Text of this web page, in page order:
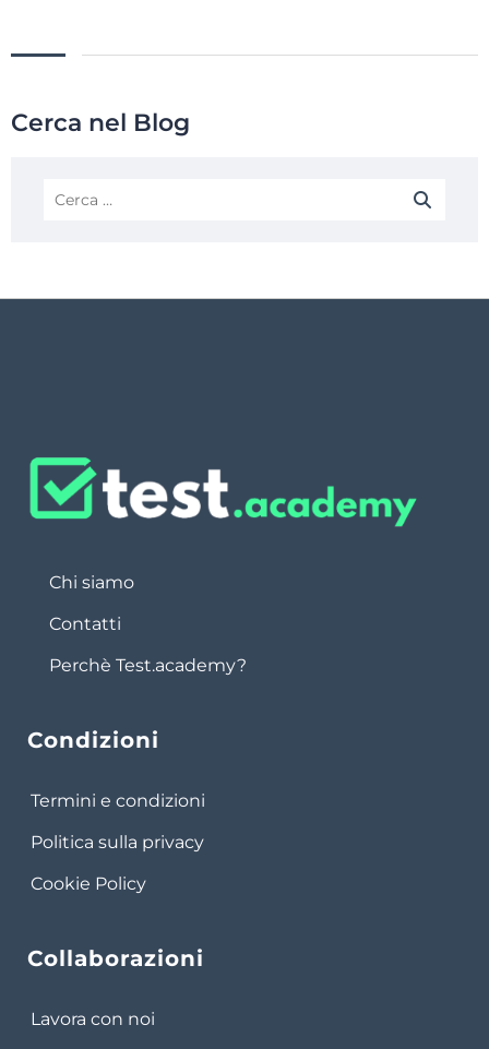
Cerca nel Blog
Chi siamo
Contatti
Perchè Test.academy?
Condizioni
Termini e condizioni
Politica sulla privacy
Cookie Policy
Collaborazioni
Lavora con noi